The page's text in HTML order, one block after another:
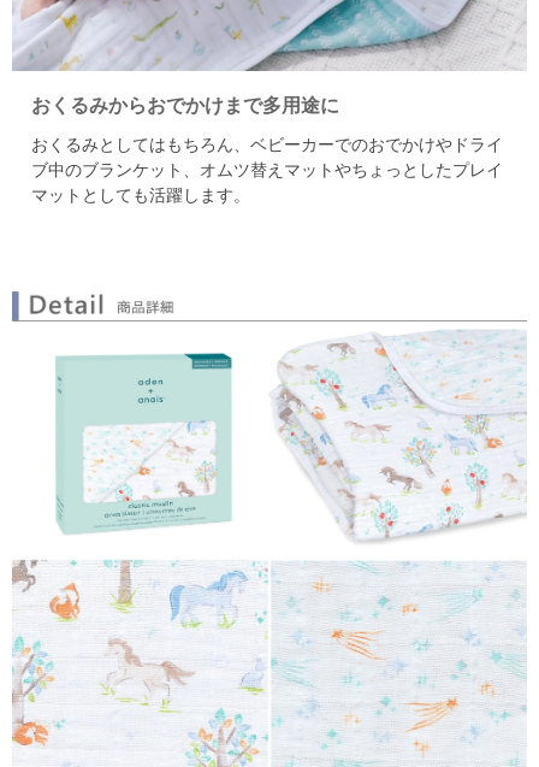
おくるみからおでかけまで多用途に
おくるみとしてはもちろん、ベビーカーでのおでかけやドライ
ブ中のブランケット、 オムツ替えマットやちょっとしたプレイ
マットとしても活躍します。